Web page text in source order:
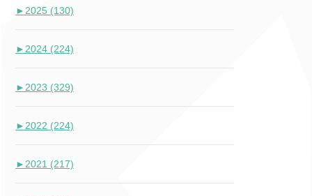
► 2025 (130)
► 2024 (224)
► 2023 (329)
► 2022 (224)
► 2021 (217)